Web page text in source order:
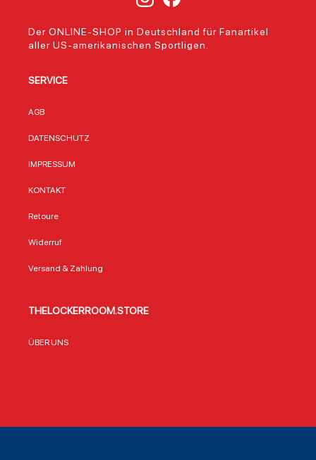
Der ONLINE-SHOP in Deutschland für Fanartikel
aller US-amerikanischen Sportligen.
SERVICE
AGB
DATENSCHUTZ
IMPRESSUM
KONTAKT
Retoure
Widerruf
Versand & Zahlung
THELOCKERROOM.STORE
ÜBER UNS